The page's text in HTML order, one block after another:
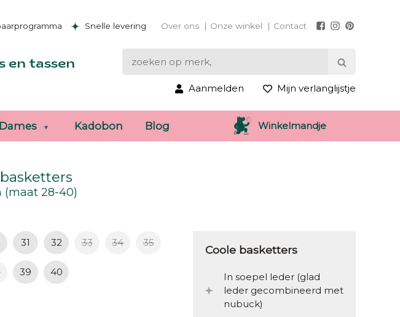
Snelle levering Over ons Onze winkel Contact
en tassen
Aanmelden Mijn verlanglijstje
Dames Kadobon Blog Winkelmandje
28-40)
31 32 33 34 35
39 40
Coole basketters
In soepel leder (glad
leder gecombineerd met
nubuck)